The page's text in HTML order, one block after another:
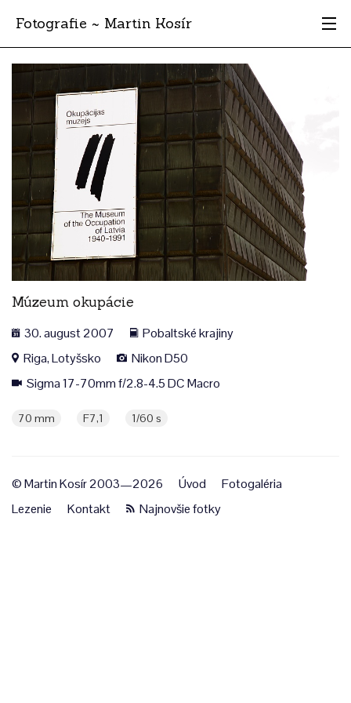
Fotografie ~ Martin Kosír
Moje obľúbené
Albumy
Miesta
Archív
Vyhľadávanie
Múzeum okupácie
30. august 2007
Pobaltské krajiny
Riga, Lotyšsko
Nikon D50
Sigma 17-70mm f/2.8-4.5 DC Macro
70 mm F7,1 1/60 s
© Martin Kosír 2003—2026 Úvod
Fotogaléria
Lezenie
Kontakt Najnovšie fotky